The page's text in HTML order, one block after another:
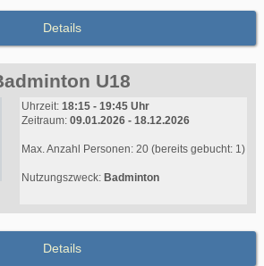
Details
U18
Uhrzeit: 18:15 - 19:45 Uhr
Zeitraum: 09.01.2026 - 18.12.2026
Max. Anzahl Personen: 20 (bereits gebucht: 1)
Nutzungszweck: Badminton
Details